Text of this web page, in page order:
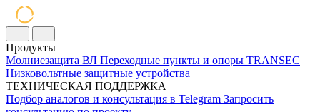
Продукты
Молниезащита ВЛ Переходные пункты и опоры TRANSEC
Низковольтные защитные устройства
ТЕХНИЧЕСКАЯ ПОДДЕРЖКА
Подбор аналогов и консультация в Telegram Запросить